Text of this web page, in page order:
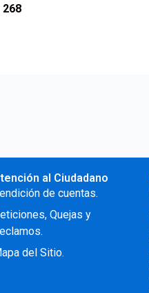
al Ciudadano
de cuentas.
Quejas y
del Sitio.